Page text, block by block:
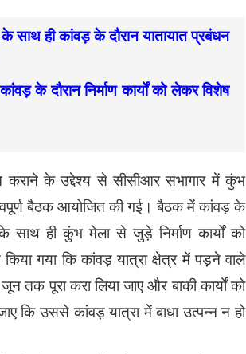
साथ ही कांवड़ के दौरान यातायात प्रबंधन
के दौरान निर्माण कार्यों को लेकर विशेष
कराने के उद्देश्य से सीसीआर सभागार में कुंभ
बैठक आयोजित की गई। बैठक में कांवड़ के
के साथ ही कुंभ मेला से जुड़े निर्माण कार्यों को
गया कि कांवड़ यात्रा क्षेत्र में पड़ने वाले
तक पूरा करा लिया जाए और बाकी कार्यों को
कि उससे कांवड़ यात्रा में बाधा उत्पन्न न हो